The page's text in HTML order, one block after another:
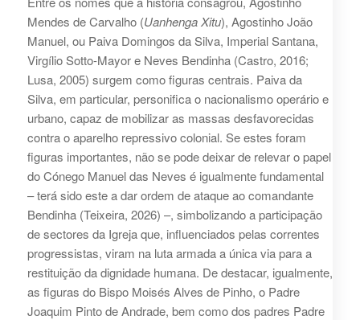
Mendes de Carvalho (Uanhenga Xitu), Agostinho João
Manuel, ou Paiva Domingos da Silva, Imperial Santana,
Virgílio Sotto-Mayor e Neves Bendinha (Castro, 2016;
Lusa, 2005) surgem como figuras centrais. Paiva da
Silva, em particular, personifica o nacionalismo operário e
urbano, capaz de mobilizar as massas desfavorecidas
contra o aparelho repressivo colonial. Se estes foram
figuras importantes, não se pode deixar de relevar o papel
do Cónego Manuel das Neves é igualmente fundamental
– terá sido este a dar ordem de ataque ao comandante
Bendinha (Teixeira, 2026) –, simbolizando a participação
de sectores da Igreja que, influenciados pelas correntes
progressistas, viram na luta armada a única via para a
restituição da dignidade humana. De destacar, igualmente,
as figuras do Bispo Moisés Alves de Pinho, o Padre
Joaquim Pinto de Andrade, bem como dos padres Padre